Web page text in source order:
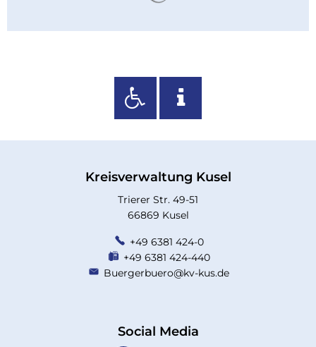
Kreisverwaltung Kusel
Trierer Str. 49-51
66869 Kusel
+49 6381 424-0
+49 6381 424-440
Buergerbuero@kv-kus.de
Social Media